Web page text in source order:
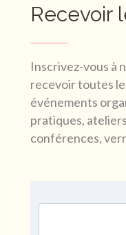
Recevoir
Inscrivez-vous à
recevoir toutes
événements
pratiques,
conférences,